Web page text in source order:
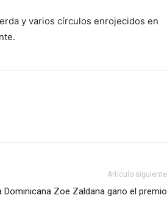
y varios círculos enrojecidos en
Artículo siguiente
Dominicana Zoe Zaldana gano el premio